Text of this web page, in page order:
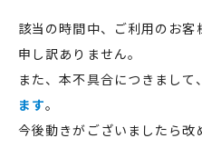
該当の時間中、ご利用のお
申し訳ありません。
また、本不具合につきまして、
ます。
今後動きがございましたら改